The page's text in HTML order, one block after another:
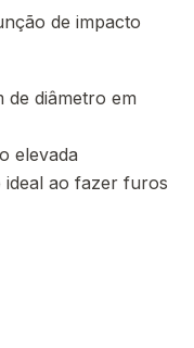
de impacto
de diâmetro em
elevada
ideal ao fazer furos